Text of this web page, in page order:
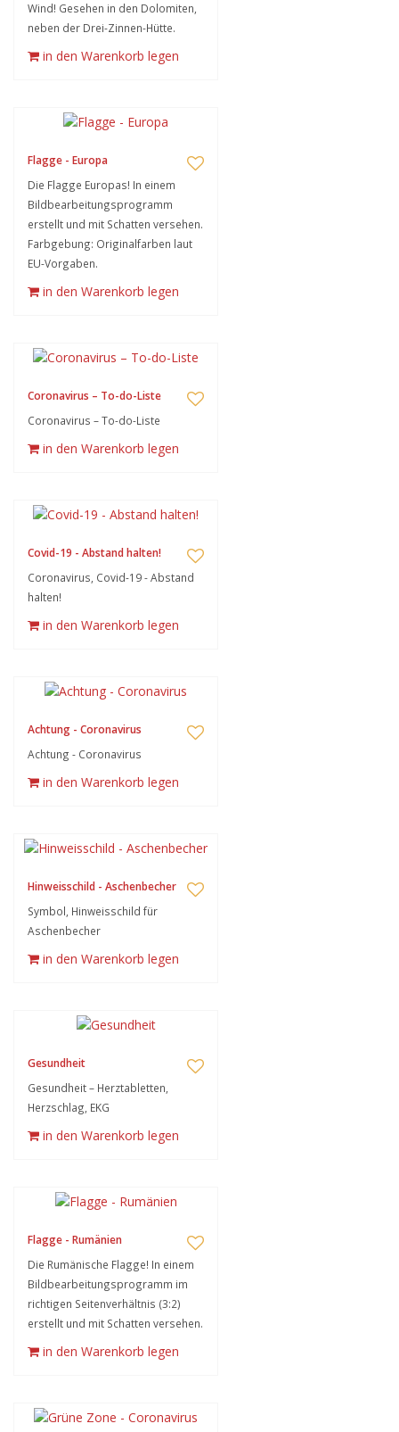
Wind! Gesehen in den Dolomiten,
neben der Drei-Zinnen-Hütte.
in den Warenkorb legen
Flagge - Europa
Die Flagge Europas! In einem
Bildbearbeitungsprogramm
erstellt und mit Schatten versehen.
Farbgebung: Originalfarben laut
EU-Vorgaben.
in den Warenkorb legen
Coronavirus – To-do-Liste
Coronavirus – To-do-Liste
in den Warenkorb legen
Covid-19 - Abstand halten!
Coronavirus, Covid-19 - Abstand
halten!
in den Warenkorb legen
Achtung - Coronavirus
Achtung - Coronavirus
in den Warenkorb legen
Hinweisschild - Aschenbecher
Symbol, Hinweisschild für
Aschenbecher
in den Warenkorb legen
Gesundheit
Gesundheit – Herztabletten,
Herzschlag, EKG
in den Warenkorb legen
Flagge - Rumänien
Die Rumänische Flagge! In einem
Bildbearbeitungsprogramm im
richtigen Seitenverhältnis (3:2)
erstellt und mit Schatten versehen.
in den Warenkorb legen